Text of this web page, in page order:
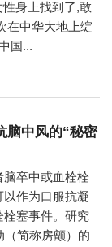
性身上找到了,敢
在中华大地上绽
国...
中风的“秘密
脑卒中或血栓栓
作为口服抗凝
塞事件。研究
（简称房颤）的